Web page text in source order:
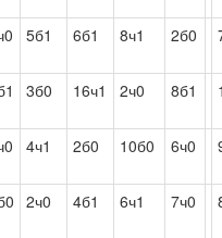
5б1 6б1 8ч1 2б0
3б0 16ч1 2ч0 8б1
4ч1 2б0 10б0 6ч0
2ч0 4б1 6ч1 7ч0